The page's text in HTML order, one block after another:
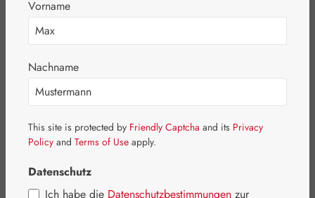
Bildergalerie überspringen
Vorname
Nachname
This site is protected by Friendly Captcha and its Privacy
Policy and Terms of Use apply.
Datenschutz
Ich habe die Datenschutzbestimmungen zur